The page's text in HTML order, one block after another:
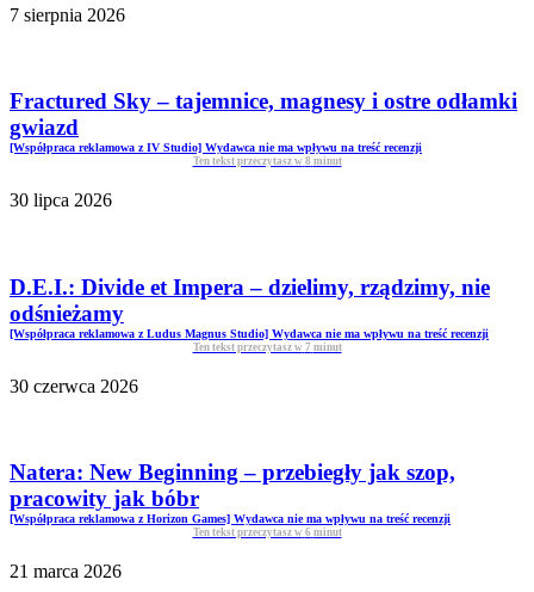
7 sierpnia 2026
Fractured Sky – tajemnice, magnesy i ostre odłamki
gwiazd
[Współpraca reklamowa z IV Studio] Wydawca nie ma wpływu na treść recenzji
Ten tekst przeczytasz w 8 minut
30 lipca 2026
D.E.I.: Divide et Impera – dzielimy, rządzimy, nie
odśnieżamy
[Współpraca reklamowa z Ludus Magnus Studio] Wydawca nie ma wpływu na treść recenzji
Ten tekst przeczytasz w 7 minut
30 czerwca 2026
Natera: New Beginning – przebiegły jak szop,
pracowity jak bóbr
[Współpraca reklamowa z Horizon Games] Wydawca nie ma wpływu na treść recenzji
Ten tekst przeczytasz w 6 minut
21 marca 2026